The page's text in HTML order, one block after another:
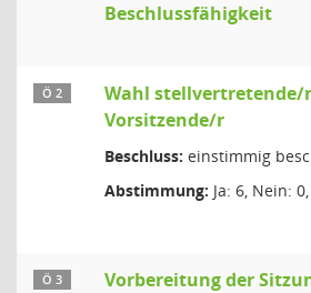
Beschlussfähigkeit
Ö 2
Wahl stellvertretende/r
Vorsitzende/r
Beschluss: einstimmig
Abstimmung: Ja: 6, Nein:
Ö 3
Vorbereitung der